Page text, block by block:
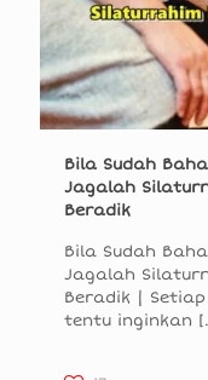
Bila Sudah
Jagalah
Beradik
Bila Sudah
Jagalah
Beradik |
tentu inginkan